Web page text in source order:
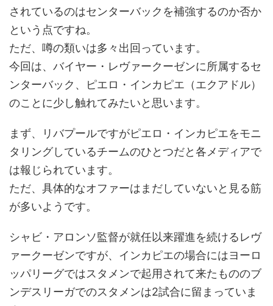
されているのはセンターバックを補強するのか否か
という点ですね。
ただ、噂の類いは多々出回っています。
今回は、バイヤー・レヴァークーゼンに所属するセ
ンターバック、ピエロ・インカピエ（エクアドル）
のことに少し触れてみたいと思います。
まず、リバプールですがピエロ・インカピエをモニ
タリングしているチームのひとつだと各メディアで
は報じられています。
ただ、具体的なオファーはまだしていないと見る筋
が多いようです。
シャビ・アロンソ監督が就任以来躍進を続けるレヴ
ァークーゼンですが、インカピエの場合にはヨーロ
ッパリーグではスタメンで起用されて来たもののブ
ンデスリーガでのスタメンは2試合に留まっていま